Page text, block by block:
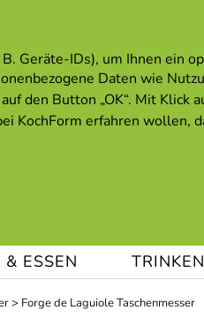
Geräte-IDs), um Ihnen
Daten wie
den Button „OK“. Mit Klick
KochForm erfahren wollen,
ESSEN TRINKEN
> Forge de Laguiole Taschenmesser